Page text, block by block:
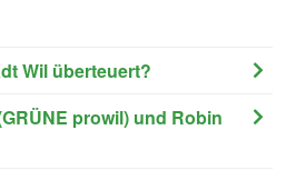
Wil überteuert?
prowil) und Robin